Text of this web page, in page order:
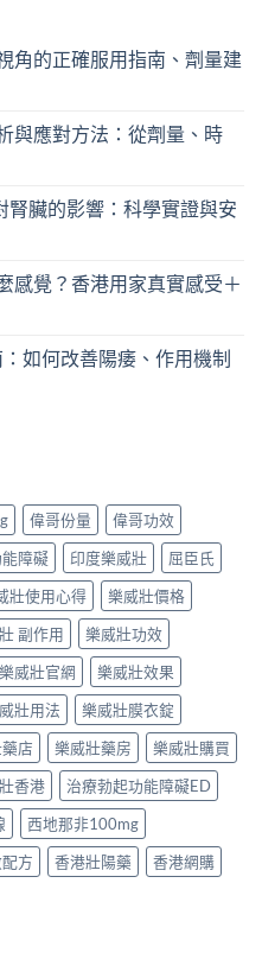
角的正確服用指南、劑量建
與應對方法：從劑量、時
臟的影響：科學實證與安
感覺？香港用家真實感受＋
如何改善陽痿、作用機制
偉哥份量
偉哥功效
障礙 印度樂威壯
屈臣氏
壯使用心得
樂威壯價格
副作用
樂威壯功效
樂威壯官網
樂威壯效果
壯用法
樂威壯膜衣錠
店 樂威壯藥房
樂威壯購買
香港
治療勃起功能障礙ED
西地那非100mg
方 香港壯陽藥 香港網購